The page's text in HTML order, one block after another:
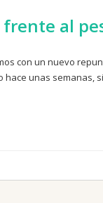
al
con un nuevo
unas semanas,